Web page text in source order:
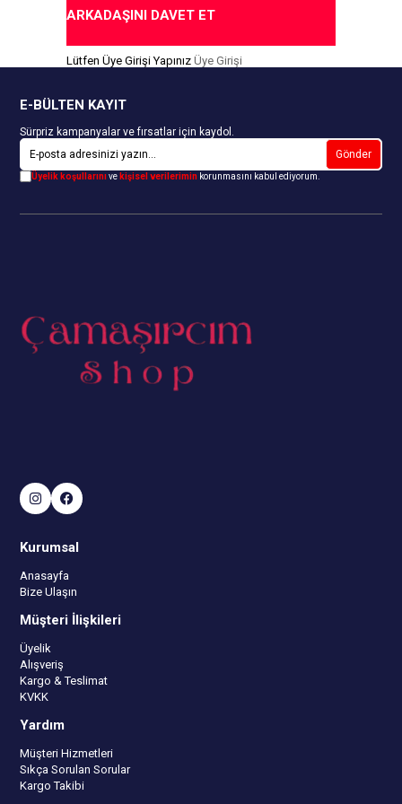
ARKADAŞINI DAVET ET
Lütfen Üye Girişi Yapınız Üye Girişi
E-BÜLTEN KAYIT
Sürpriz kampanyalar ve fırsatlar için kaydol.
Gönder
Üyelik koşullarınıve kişisel verilerimin korunmasını kabul ediyorum.
Kurumsal
Anasayfa
Bize Ulaşın
Müşteri İlişkileri
Üyelik
Alışveriş
Kargo & Teslimat
KVKK
Yardım
Müşteri Hizmetleri
Sıkça Sorulan Sorular
Kargo Takibi